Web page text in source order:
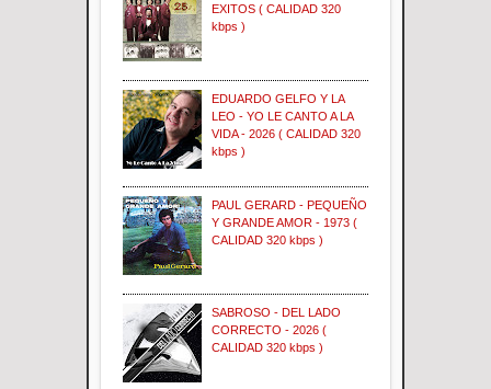
EXITOS ( CALIDAD 320
kbps )
EDUARDO GELFO Y LA
LEO - YO LE CANTO A LA
VIDA - 2026 ( CALIDAD 320
kbps )
PAUL GERARD - PEQUEÑO
Y GRANDE AMOR - 1973 (
CALIDAD 320 kbps )
SABROSO - DEL LADO
CORRECTO - 2026 (
CALIDAD 320 kbps )